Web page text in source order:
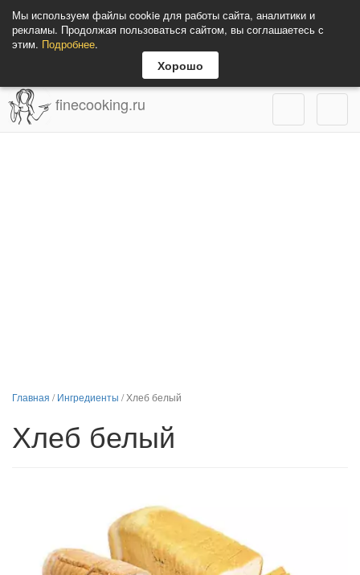
Мы используем файлы cookie для работы сайта, аналитики и
рекламы. Продолжая пользоваться сайтом, вы соглашаетесь с
этим. Подробнее.
Хорошо
finecooking.ru
Главная /Ингредиенты /Хлеб белый
Хлеб белый